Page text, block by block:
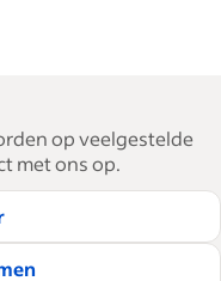
op veelgestelde
met ons op.